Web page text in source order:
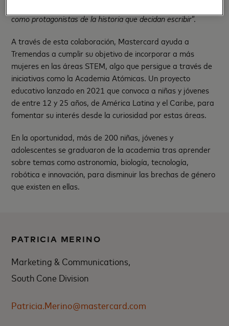
como protagonistas de la historia que decidan escribir”.
A través de esta colaboración, Mastercard ayuda a
Tremendas a cumplir su objetivo de incorporar a más
mujeres en las áreas STEM, algo que persigue a través de
iniciativas como la Academia Atómicas. Un proyecto
educativo lanzado en 2021 que convoca a niñas y jóvenes
de entre 12 y 25 años, de América Latina y el Caribe, para
fomentar su interés desde la curiosidad por estas áreas.
En la oportunidad, más de 200 niñas, jóvenes y
adolescentes se graduaron de la academia tras aprender
sobre temas como astronomía, biología, tecnología,
robótica e innovación, para disminuir las brechas de género
que existen en ellas.
PATRICIA MERINO
Marketing & Communications,
South Cone Division
Patricia.Merino@mastercard.com